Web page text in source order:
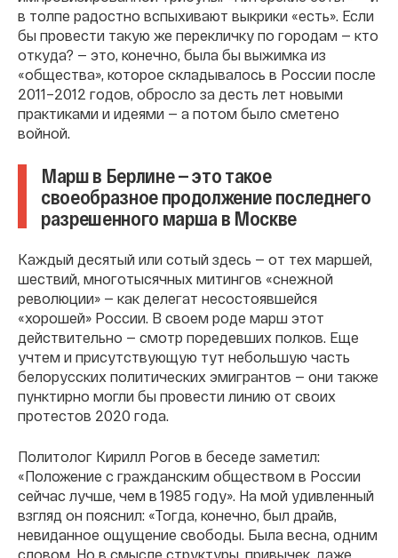
в толпе радостно вспыхивают выкрики «есть». Если
бы провести такую же перекличку по городам — кто
откуда? — это, конечно, была бы выжимка из
«общества», которое складывалось в России после
2011–2012 годов, обросло за десть лет новыми
практиками и идеями — а потом было сметено
войной.
Марш в Берлине — это такое
своеобразное продолжение последнего
разрешенного марша в Москве
Каждый десятый или сотый здесь — от тех маршей,
шествий, многотысячных митингов «снежной
революции» — как делегат несостоявшейся
«хорошей» России. В своем роде марш этот
действительно — смотр поредевших полков. Еще
учтем и присутствующую тут небольшую часть
белорусских политических эмигрантов — они также
пунктирно могли бы провести линию от своих
протестов 2020 года.
Политолог Кирилл Рогов в беседе заметил:
«Положение с гражданским обществом в России
сейчас лучше, чем в 1985 году». На мой удивленный
взгляд он пояснил: «Тогда, конечно, был драйв,
невиданное ощущение свободы. Была весна, одним
словом. Но в смысле структуры, привычек, даже